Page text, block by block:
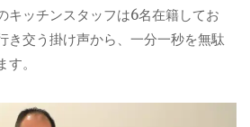
キッチンスタッフは6名在籍してお
き交う掛け声から、一分一秒を無駄
。